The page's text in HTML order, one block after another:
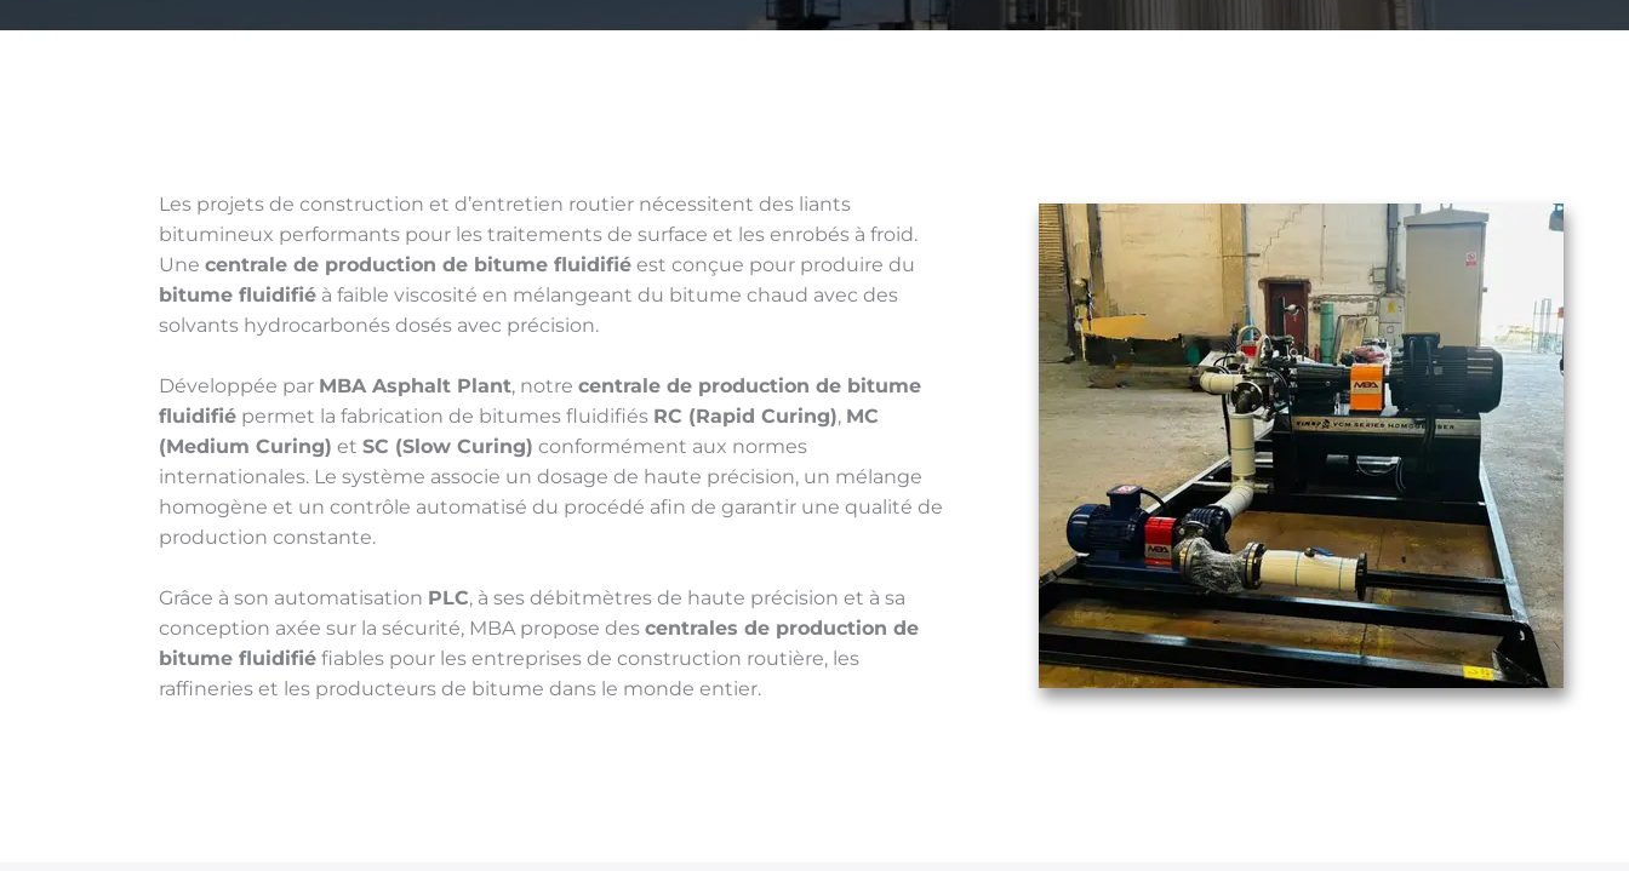
Les projets de construction et d’entretien routier nécessitent des liants
bitumineux performants pour les traitements de surface et les enrobés à froid.
Une centrale de production de bitume fluidifiéest conçue pour produire du
bitume fluidifiéà faible viscosité en mélangeant du bitume chaud avec des
solvants hydrocarbonés dosés avec précision.
Développée par MBA Asphalt Plant, notre centrale de production de bitume
fluidifiépermet la fabrication de bitumes fluidifiés RC (Rapid Curing), MC
(Medium Curing) et SC (Slow Curing) conformément aux normes
internationales. Le système associe un dosage de haute précision, un mélange
homogène et un contrôle automatisé du procédé afin de garantir une qualité de
production constante.
Grâce à son automatisation PLC, à ses débitmètres de haute précision et à sa
conception axée sur la sécurité, MBA propose des centrales de production de
bitume fluidifiéfiables pour les entreprises de construction routière, les
raffineries et les producteurs de bitume dans le monde entier.